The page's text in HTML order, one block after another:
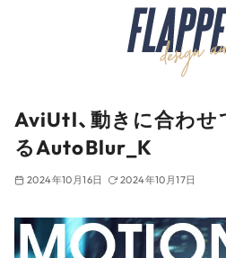
AviUtl、動きに合わせ
るAutoBlur_K
2024年10月16日 2024年10月17日